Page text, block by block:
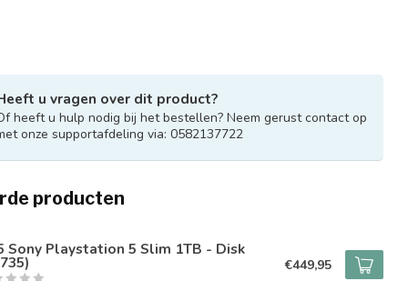
u vragen over dit product?
heeft u hulp nodig bij het bestellen? Neem gerust contact op
onze supportafdeling via: 0582137722
producten
Sony Playstation 5 Slim 1TB - Disk
€449,95